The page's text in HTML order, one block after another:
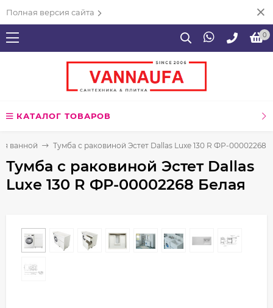
Полная версия сайта
0
КАТАЛОГ ТОВАРОВ
ванной Тумба с раковиной Эстет Dallas Luxe 130 R ФР-00002268
Тумба с раковиной Эстет Dallas
Luxe 130 R ФР-00002268 Белая